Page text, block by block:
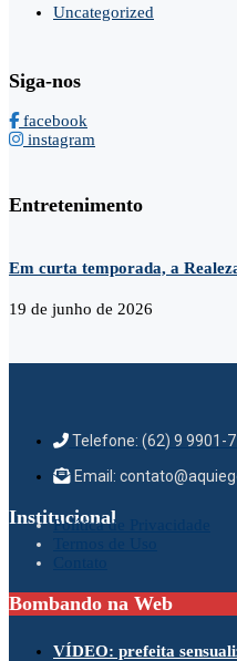
Uncategorized
Siga-nos
facebook
instagram
Entretenimento
Em curta temporada, a
19 de junho de 2026
Telefone: (62) 9 9901-
Email:
Institucional
Política de Privacidade
Bombando na Web
VÍDEO: prefeita